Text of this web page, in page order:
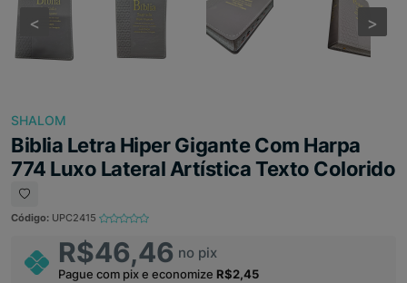
< >
< >
SHALOM
Biblia Letra Hiper Gigante Com Harpa
774 Luxo Lateral Artística Texto Colorido
Código: UPC2415
R$46,46 no pix
Pague com pix e economize R$2,45